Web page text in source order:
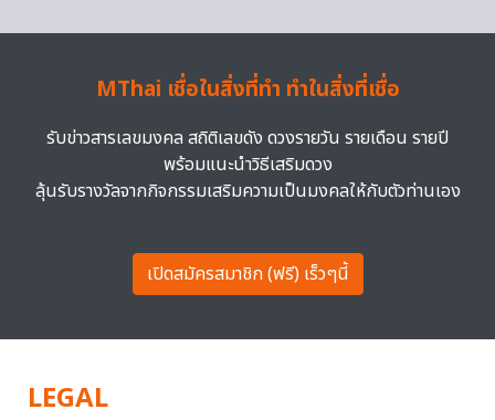
MThai เชื่อในสิ่งที่ทำ ทำในสิ่งที่เชื่อ
รับข่าวสารเลขมงคล สถิติเลขดัง ดวงรายวัน รายเดือน รายปี
พร้อมแนะนำวิธีเสริมดวง
ลุ้นรับรางวัลจากกิจกรรมเสริมความเป็นมงคลให้กับตัวท่านเอง
เปิดสมัครสมาชิก (ฟรี) เร็วๆนี้
LEGAL